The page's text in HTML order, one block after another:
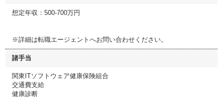
想定年収：500-700万円
※詳細は転職エージェントへお問い合わせください。
諸手当
関東ITソフトウェア健康保険組合
交通費支給
健康診断